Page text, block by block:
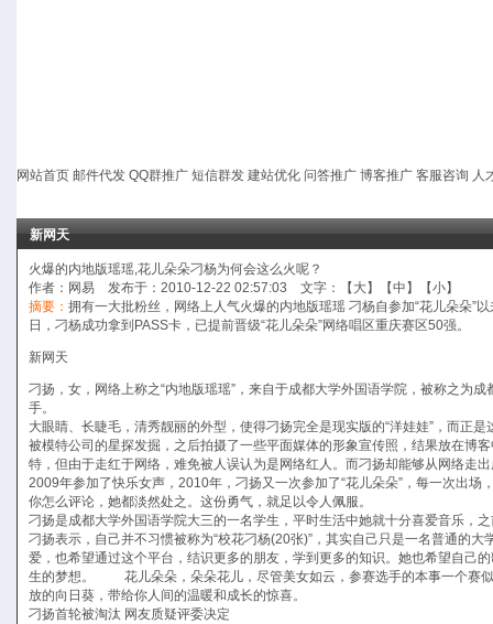
网站首页 邮件代发 QQ群推广 短信群发 建站优化 问答推广 博客推广 客服咨询 人
新网天
火爆的内地版瑶瑶,花儿朵朵刁杨为何会这么火呢？
作者：网易 发布于：2010-12-22 02:57:03 文字：【 大】【中 】【小】
摘要： 拥有一大批粉丝，网络上人气火爆的内地版瑶瑶 刁杨自参加“花儿朵朵”
日，刁杨成功拿到PASS卡，已提前晋级“花儿朵朵”网络唱区重庆赛区50强。
新网天
刁扬，女，网络上称之“内地版瑶瑶”，来自于成都大学外国语学院，被称之为
手。
大眼睛、长睫毛，清秀靓丽的外型，使得刁扬完全是现实版的“洋娃娃”，而正
被模特公司的星探发掘，之后拍摄了一些平面媒体的形象宣传照，结果放在博
特，但由于走红于网络，难免被人误认为是网络红人。而刁扬却能够从网络
2009年参加了快乐女声，2010年，刁扬又一次参加了“花儿朵朵”，每一次出场
你怎么评论，她都淡然处之。这份勇气，就足以令人佩服。
刁扬是成都大学外国语学院大三的一名学生，平时生活中她就十分喜爱音乐
刁扬表示，自己并不习惯被称为“校花刁杨(20张)”，其实自己只是一名普通的大
爱，也希望通过这个平台，结识更多的朋友，学到更多的知识。她也希望自己
生的梦想。 花儿朵朵，朵朵花儿，尽管美女如云，参赛选手的本事一个赛
放的向日葵，带给你人间的温暖和成长的惊喜。
刁扬首轮被淘汰 网友质疑评委决定